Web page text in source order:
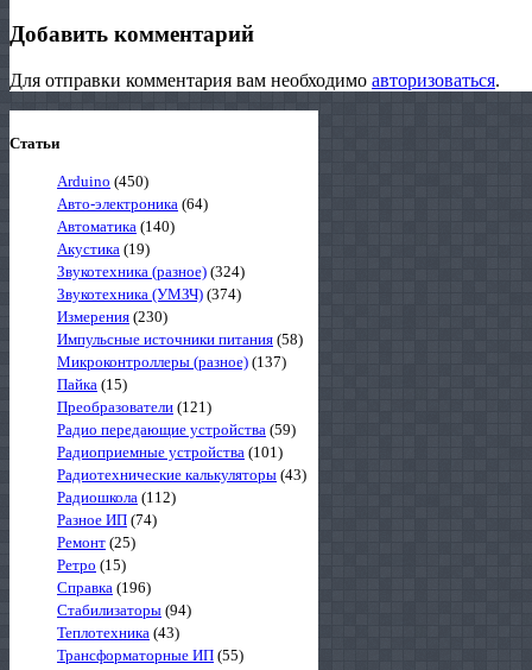
Добавить комментарий
Для отправки комментария вам необходимо авторизоваться.
Статьи
Arduino (450)
Авто-электроника (64)
Автоматика (140)
Акустика (19)
Звукотехника (разное) (324)
Звукотехника (УМЗЧ) (374)
Измерения (230)
Импульсные источники питания (58)
Микроконтроллеры (разное) (137)
Пайка (15)
Преобразователи (121)
Радио передающие устройства (59)
Радиоприемные устройства (101)
Радиотехнические калькуляторы (43)
Радиошкола (112)
Разное ИП (74)
Ремонт (25)
Ретро (15)
Справка (196)
Стабилизаторы (94)
Теплотехника (43)
Трансформаторные ИП (55)